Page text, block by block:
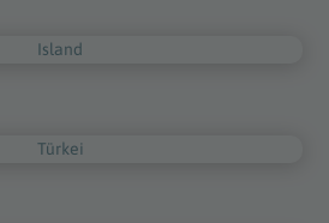
Island
Türkei